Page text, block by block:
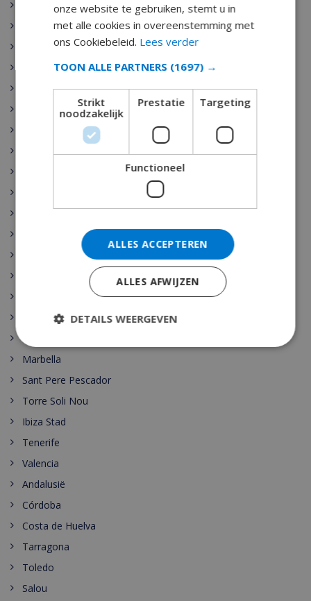
Sant Antoni de Calonge
Tamariu
Sant Feliu de Guixols
Pineda de Mar
Sant Josep de sa Talaia
Vidreres
Pollensa
Cala Vadella
Las Palmas
Marbella
Sant Pere Pescador
Torre Soli Nou
Ibiza Stad
Tenerife
Valencia
Andalusië
Córdoba
Costa de Huelva
Tarragona
Toledo
Salou
onze website te gebruiken, stemt u in
met alle cookies in overeenstemming met
ons Cookiebeleid. Lees verder
TOON ALLE PARTNERS (1697) →
Strikt
noodzakelijk
Prestatie Targeting
Functioneel
ALLES ACCEPTEREN
ALLES AFWIJZEN
DETAILS WEERGEVEN